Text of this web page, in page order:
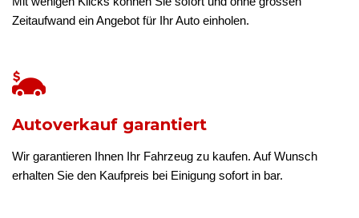
Zeitaufwand ein Angebot für Ihr Auto einholen.
Autoverkauf garantiert
Wir garantieren Ihnen Ihr Fahrzeug zu kaufen. Auf Wunsch
erhalten Sie den Kaufpreis bei Einigung sofort in bar.